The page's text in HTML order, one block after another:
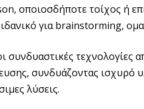
οποιοσδήποτε τοίχος ή
για brainstorming,
συνδυαστικές
συνδυάζοντας ισχυρό
λύσεις.